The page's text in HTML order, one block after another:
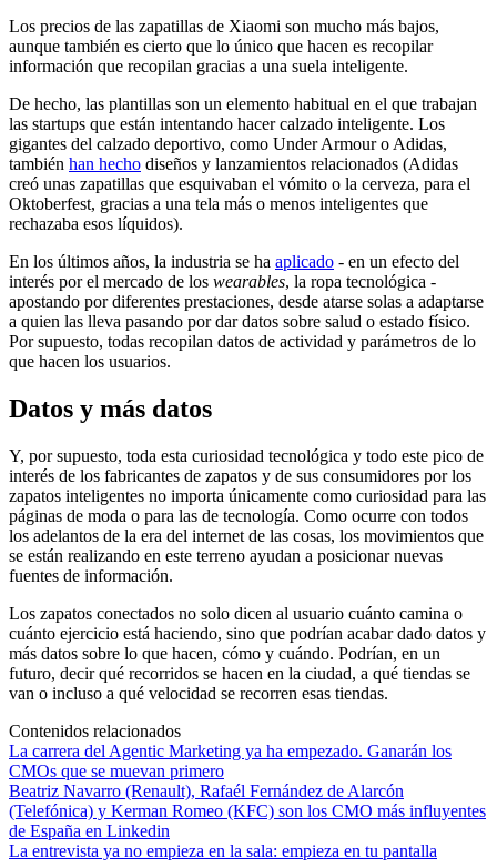
Los precios de las zapatillas de Xiaomi son mucho más bajos,
aunque también es cierto que lo único que hacen es recopilar
información que recopilan gracias a una suela inteligente.
De hecho, las plantillas son un elemento habitual en el que trabajan
las startups que están intentando hacer calzado inteligente. Los
gigantes del calzado deportivo, como Under Armour o Adidas,
también han hecho diseños y lanzamientos relacionados (Adidas
creó unas zapatillas que esquivaban el vómito o la cerveza, para el
Oktoberfest, gracias a una tela más o menos inteligentes que
rechazaba esos líquidos).
En los últimos años, la industria se ha aplicado - en un efecto del
interés por el mercado de los wearables, la ropa tecnológica -
apostando por diferentes prestaciones, desde atarse solas a adaptarse
a quien las lleva pasando por dar datos sobre salud o estado físico.
Por supuesto, todas recopilan datos de actividad y parámetros de lo
que hacen los usuarios.
Datos y más datos
Y, por supuesto, toda esta curiosidad tecnológica y todo este pico de
interés de los fabricantes de zapatos y de sus consumidores por los
zapatos inteligentes no importa únicamente como curiosidad para las
páginas de moda o para las de tecnología. Como ocurre con todos
los adelantos de la era del internet de las cosas, los movimientos que
se están realizando en este terreno ayudan a posicionar nuevas
fuentes de información.
Los zapatos conectados no solo dicen al usuario cuánto camina o
cuánto ejercicio está haciendo, sino que podrían acabar dado datos y
más datos sobre lo que hacen, cómo y cuándo. Podrían, en un
futuro, decir qué recorridos se hacen en la ciudad, a qué tiendas se
van o incluso a qué velocidad se recorren esas tiendas.
Contenidos relacionados
La carrera del Agentic Marketing ya ha empezado. Ganarán los
CMOs que se muevan primero
Beatriz Navarro (Renault), Rafaél Fernández de Alarcón
(Telefónica) y Kerman Romeo (KFC) son los CMO más influyentes
de España en Linkedin
La entrevista ya no empieza en la sala: empieza en tu pantalla